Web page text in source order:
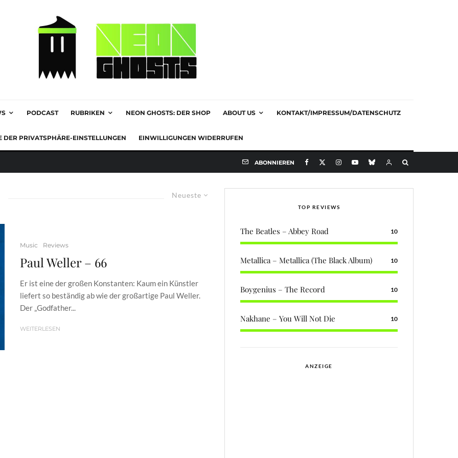
PODCAST RUBRIKEN NEON GHOSTS: DER SHOP ABOUT US KONTAKT/IMPRESSUM/DATENSCHUTZ
DER PRIVATSPHÄRE-EINSTELLUNGEN EINWILLIGUNGEN WIDERRUFEN
ABONNIEREN
Neueste
Music Reviews
Paul Weller – 66
Er ist eine der großen Konstanten: Kaum ein Künstler
liefert so beständig ab wie der großartige Paul Weller.
Der „Godfather...
WEITERLESEN
TOP REVIEWS
The Beatles – Abbey Road 10
Metallica – Metallica (The Black Album) 10
Boygenius – The Record 10
Nakhane – You Will Not Die 10
ANZEIGE